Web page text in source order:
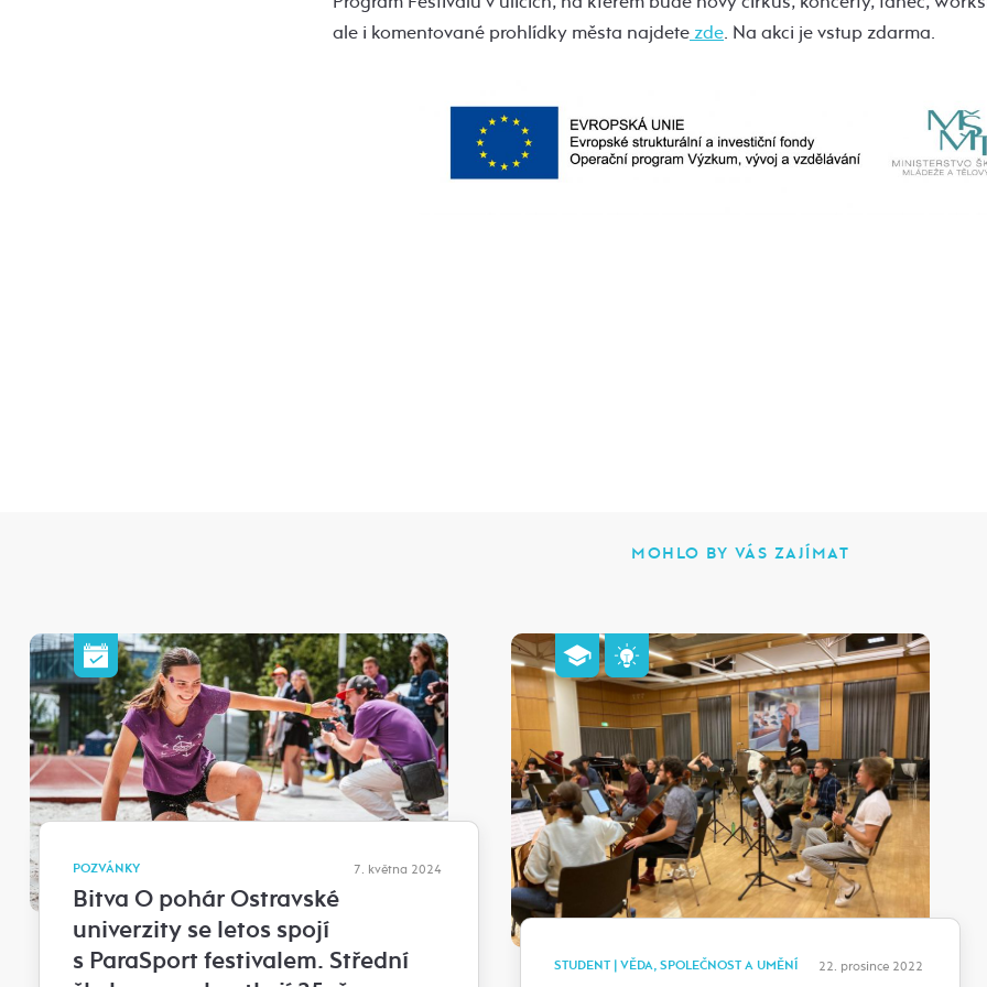
ale i komentované prohlídky města najdetezde. Na akci je vstup zdarma.
MOHLO BY VÁS ZAJÍMAT
POZVÁNKY 7. května 2024
Bitva O pohár Ostravské
univerzity se letos spojí
s ParaSport festivalem. Střední
STUDENT | VĚDA, SPOLEČNOST A UMĚNÍ 22. prosince 2022